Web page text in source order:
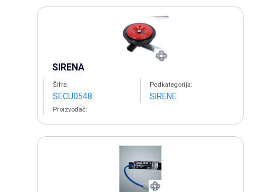
SIRENA
Šifra:
SECU0548
Podkategorija:
SIRENE
Proizvođač: